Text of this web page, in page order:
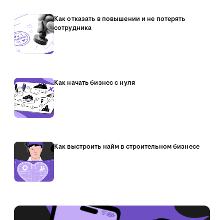
Как отказать в повышении и не потерять
сотрудника
Как начать бизнес с нуля
Как выстроить найм в строительном бизнесе